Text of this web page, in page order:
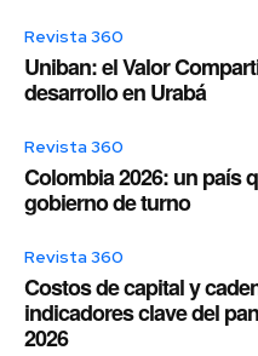
Revista 360
Uniban: el Valor
desarrollo en Urabá
Revista 360
Colombia 2026: un país
gobierno de turno
Revista 360
Costos de capital y
indicadores clave del
2026